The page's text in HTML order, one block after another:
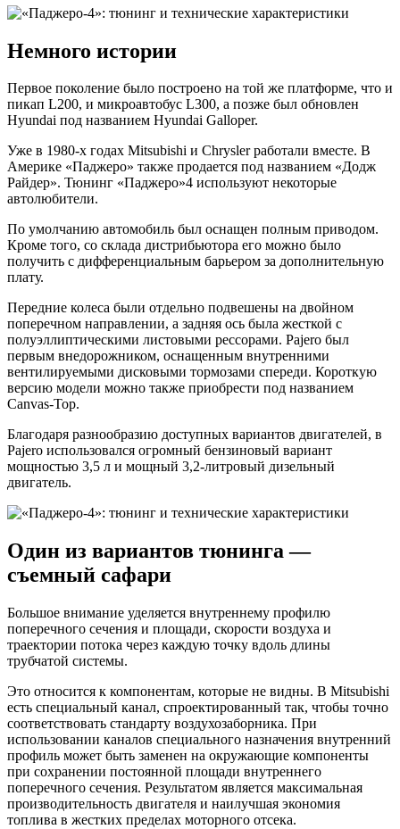
Немного истории
Первое поколение было построено на той же платформе, что и
пикап L200, и микроавтобус L300, а позже был обновлен
Hyundai под названием Hyundai Galloper.
Уже в 1980-х годах Mitsubishi и Chrysler работали вместе. В
Америке «Паджеро» также продается под названием «Додж
Райдер». Тюнинг «Паджеро»4 используют некоторые
автолюбители.
По умолчанию автомобиль был оснащен полным приводом.
Кроме того, со склада дистрибьютора его можно было
получить с дифференциальным барьером за дополнительную
плату.
Передние колеса были отдельно подвешены на двойном
поперечном направлении, а задняя ось была жесткой с
полуэллиптическими листовыми рессорами. Pajero был
первым внедорожником, оснащенным внутренними
вентилируемыми дисковыми тормозами спереди. Короткую
версию модели можно также приобрести под названием
Canvas-Top.
Благодаря разнообразию доступных вариантов двигателей, в
Pajero использовался огромный бензиновый вариант
мощностью 3,5 л и мощный 3,2-литровый дизельный
двигатель.
Один из вариантов тюнинга —
съемный сафари
Большое внимание уделяется внутреннему профилю
поперечного сечения и площади, скорости воздуха и
траектории потока через каждую точку вдоль длины
трубчатой системы.
Это относится к компонентам, которые не видны. В Mitsubishi
есть специальный канал, спроектированный так, чтобы точно
соответствовать стандарту воздухозаборника. При
использовании каналов специального назначения внутренний
профиль может быть заменен на окружающие компоненты
при сохранении постоянной площади внутреннего
поперечного сечения. Результатом является максимальная
производительность двигателя и наилучшая экономия
топлива в жестких пределах моторного отсека.